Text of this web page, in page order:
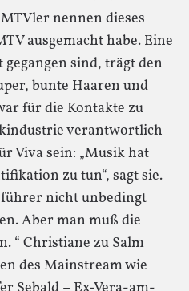
nennen dieses
ausgemacht habe. Eine
sind, trägt den
bunte Haaren und
für die Kontakte zu
verantwortlich
Viva sein: „Musik hat
zu tun“, sagt sie.
nicht unbedingt
Aber man muß die
“ Christiane zu Salm
des Mainstream wie